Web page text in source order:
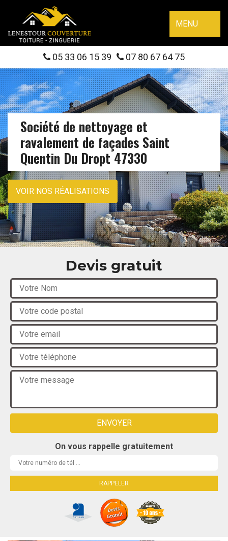
MENU
05 33 06 15 39 07 80 67 64 75
Société de nettoyage et
ravalement de façades Saint
Quentin Du Dropt 47330
VOIR NOS RÉALISATIONS
Devis gratuit
On vous rappelle gratuitement